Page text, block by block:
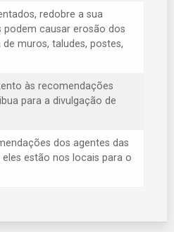
redobre a sua
podem causar erosão dos
muros, taludes, postes,
às recomendações
para a divulgação de
dos agentes das
estão nos locais para o